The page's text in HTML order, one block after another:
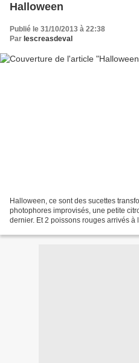
Halloween
Publié le 31/10/2013 à 22:38
Par lescreasdeval
Halloween, ce sont des sucettes
photophores improvisés, une petite
dernier. Et 2 poissons rouges arrivés à